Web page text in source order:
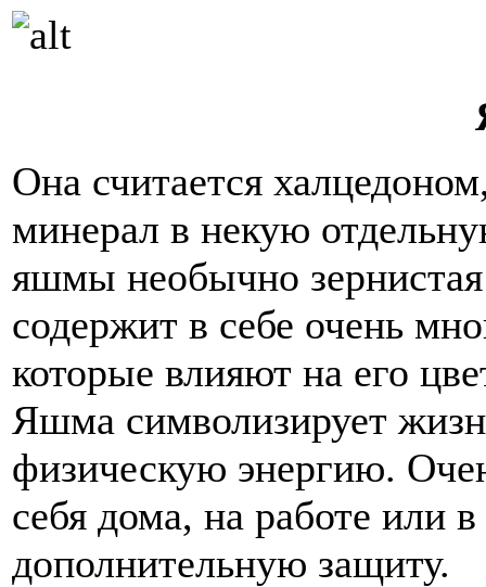
Она считается
минерал в некую
яшмы необычно
содержит в себе очень
которые влияют на его
Яшма символизирует
физическую энергию.
себя дома, на работе или
дополнительную защиту.